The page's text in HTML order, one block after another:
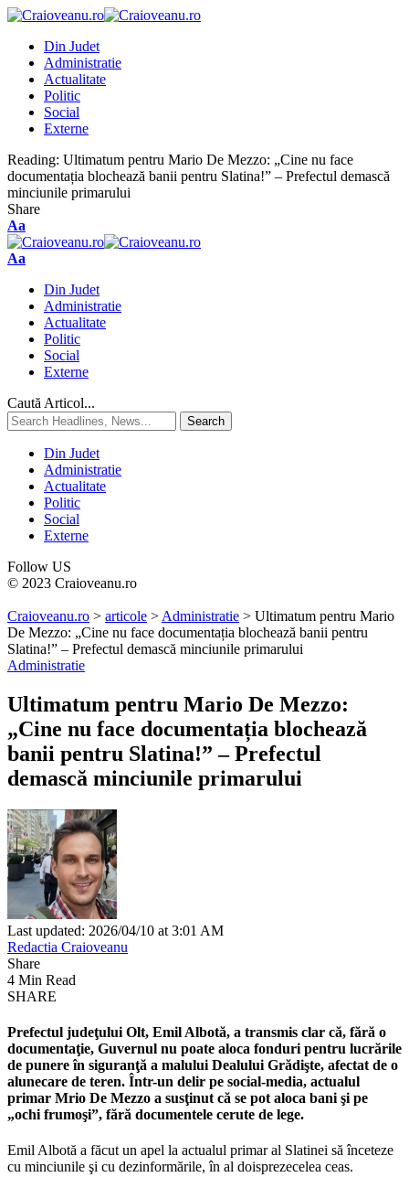
Din Judet
Administratie
Actualitate
Politic
Social
Externe
Reading: Ultimatum pentru Mario De Mezzo: „Cine nu face
documentația blochează banii pentru Slatina!” – Prefectul demască
minciunile primarului
Share
Aa
Aa
Din Judet
Administratie
Actualitate
Politic
Social
Externe
Caută Articol...
Din Judet
Administratie
Actualitate
Politic
Social
Externe
Follow US
© 2023 Craioveanu.ro
Craioveanu.ro > articole > Administratie > Ultimatum pentru Mario
De Mezzo: „Cine nu face documentația blochează banii pentru
Slatina!” – Prefectul demască minciunile primarului
Administratie
Ultimatum pentru Mario De Mezzo:
„Cine nu face documentația blochează
banii pentru Slatina!” – Prefectul
demască minciunile primarului
Last updated: 2026/04/10 at 3:01 AM
Redactia Craioveanu
Share
4 Min Read
SHARE
Prefectul judeţului Olt, Emil Albotă, a transmis clar că, fără o
documentaţie, Guvernul nu poate aloca fonduri pentru lucrările
de punere în siguranţă a malului Dealului Grădişte, afectat de o
alunecare de teren. Într-un delir pe social-media, actualul
primar Mrio De Mezzo a susţinut că se pot aloca bani şi pe
„ochi frumoşi”, fără documentele cerute de lege.
Emil Albotă a făcut un apel la actualul primar al Slatinei să înceteze
cu minciunile şi cu dezinformările, în al doisprezecelea ceas.